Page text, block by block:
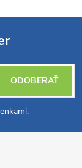
.
ODOBERAŤ